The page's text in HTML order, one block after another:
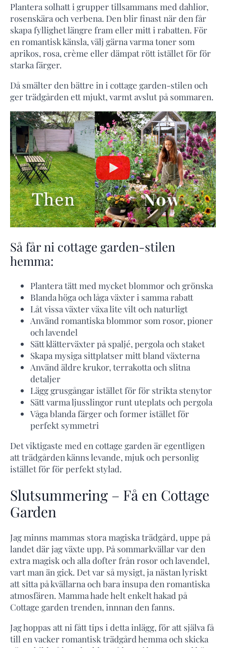
Plantera solhatt i grupper tillsammans med dahlior,
rosenskära och verbena. Den blir finast när den får
skapa fyllighet längre fram eller mitt i rabatten. För
en romantisk känsla, välj gärna varma toner som
aprikos, rosa, crème eller dämpat rött istället för för
starka färger.
Då smälter den bättre in i cottage garden-stilen och
ger trädgården ett mjukt, varmt avslut på sommaren.
Så får ni cottage garden-stilen
hemma:
Plantera tätt med mycket blommor och grönska
Blanda höga och låga växter i samma rabatt
Låt vissa växter växa lite vilt och naturligt
Använd romantiska blommor som rosor, pioner
och lavendel
Sätt klätterväxter på spaljé, pergola och staket
Skapa mysiga sittplatser mitt bland växterna
Använd äldre krukor, terrakotta och slitna
detaljer
Lägg grusgångar istället för för strikta stenytor
Sätt varma ljusslingor runt uteplats och pergola
Våga blanda färger och former istället för
perfekt symmetri
Det viktigaste med en cottage garden är egentligen
att trädgården känns levande, mjuk och personlig
istället för för perfekt stylad.
Slutsummering – Få en Cottage
Garden
Jag minns mammas stora magiska trädgård, uppe på
landet där jag växte upp. På sommarkvällar var den
extra magisk och alla dofter från rosor och lavendel,
vart man än gick. Det var så mysigt, ja nästan lyriskt
att sitta på kvällarna och bara insupa den romantiska
atmosfären. Mamma hade helt enkelt hakad på
Cottage garden trenden, innnan den fanns.
Jag hoppas att ni fått tips i detta inlägg, för att själva få
till en vacker romantisk trädgård hemma och skicka